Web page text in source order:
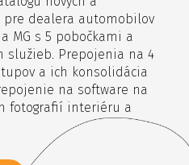
dealera automobilov
a MG s 5 pobočkami a
služieb. Prepojenia na 4
a ich konsolidácia
na software na
fotografií interiéru a